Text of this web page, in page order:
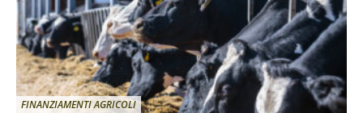
FINANZIAMENTI AGRICOLI